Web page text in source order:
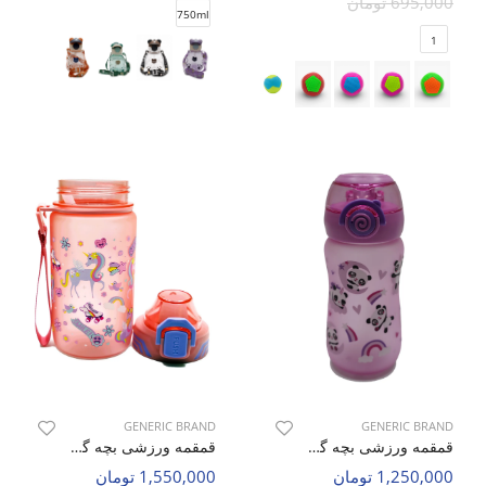
1
750ml
GENERIC BRAND
قمقمه ورزشی بچه گانه بدون برند Animal Sip C
1,250,000 تومان
GENERIC BRAND
قمقمه ورزشی بچه گانه بدون برند Tiny Zoo C
1,550,000 تومان